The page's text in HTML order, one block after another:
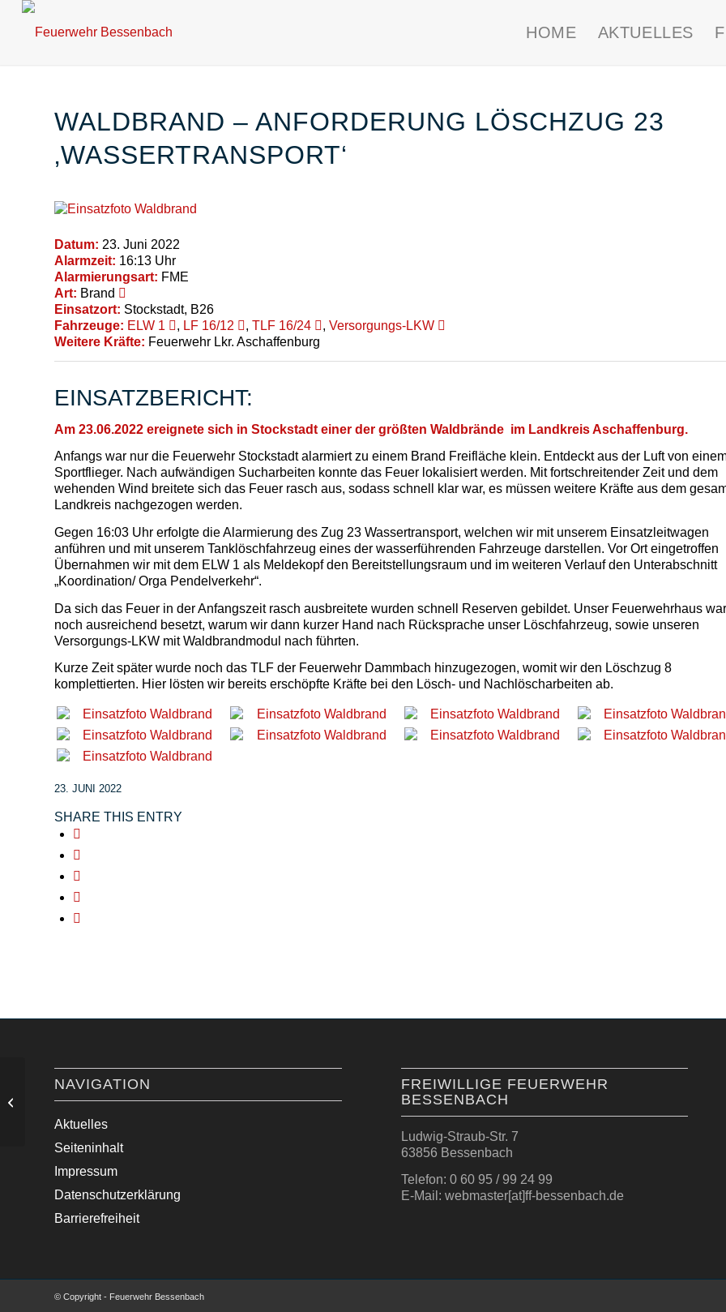
HOME AKTUELLES
WALDBRAND – ANFORDERUNG LÖSCHZUG 23
‚WASSERTRANSPORT‘
Datum: 23. Juni 2022
Alarmzeit: 16:13 Uhr
Alarmierungsart: FME
Art: Brand
Einsatzort: Stockstadt, B26
Fahrzeuge: ELW 1 , LF 16/12 , TLF 16/24 , Versorgungs-LKW
Weitere Kräfte: Feuerwehr Lkr. Aschaffenburg
EINSATZBERICHT:
Am 23.06.2022 ereignete sich in Stockstadt einer der größten Waldbrände im Landkreis Aschaffenburg.
Anfangs war nur die Feuerwehr Stockstadt alarmiert zu einem Brand Freifläche klein. Entdeckt aus der Luft von
Sportflieger. Nach aufwändigen Sucharbeiten konnte das Feuer lokalisiert werden. Mit fortschreitender Zeit und dem
wehenden Wind breitete sich das Feuer rasch aus, sodass schnell klar war, es müssen weitere Kräfte aus dem
Landkreis nachgezogen werden.
Gegen 16:03 Uhr erfolgte die Alarmierung des Zug 23 Wassertransport, welchen wir mit unserem Einsatzleitwagen
anführen und mit unserem Tanklöschfahrzeug eines der wasserführenden Fahrzeuge darstellen. Vor Ort eingetroffen
Übernahmen wir mit dem ELW 1 als Meldekopf den Bereitstellungsraum und im weiteren Verlauf den Unterabschnitt
„Koordination/ Orga Pendelverkehr“.
Da sich das Feuer in der Anfangszeit rasch ausbreitete wurden schnell Reserven gebildet. Unser Feuerwehrhaus war
noch ausreichend besetzt, warum wir dann kurzer Hand nach Rücksprache unser Löschfahrzeug, sowie unseren
Versorgungs-LKW mit Waldbrandmodul nach führten.
Kurze Zeit später wurde noch das TLF der Feuerwehr Dammbach hinzugezogen, womit wir den Löschzug 8
komplettierten. Hier lösten wir bereits erschöpfte Kräfte bei den Lösch- und Nachlöscharbeiten ab.
23. JUNI 2022
SHARE THIS ENTRY
NAVIGATION
Aktuelles
Seiteninhalt
Impressum
Datenschutzerklärung
Barrierefreiheit
FREIWILLIGE FEUERWEHR
BESSENBACH
Ludwig-Straub-Str. 7
63856 Bessenbach
Telefon: 0 60 95 / 99 24 99
E-Mail: webmaster[at]ff-bessenbach.de
© Copyright - Feuerwehr Bessenbach
Medizinische Hilfe im Ortsgebiet.